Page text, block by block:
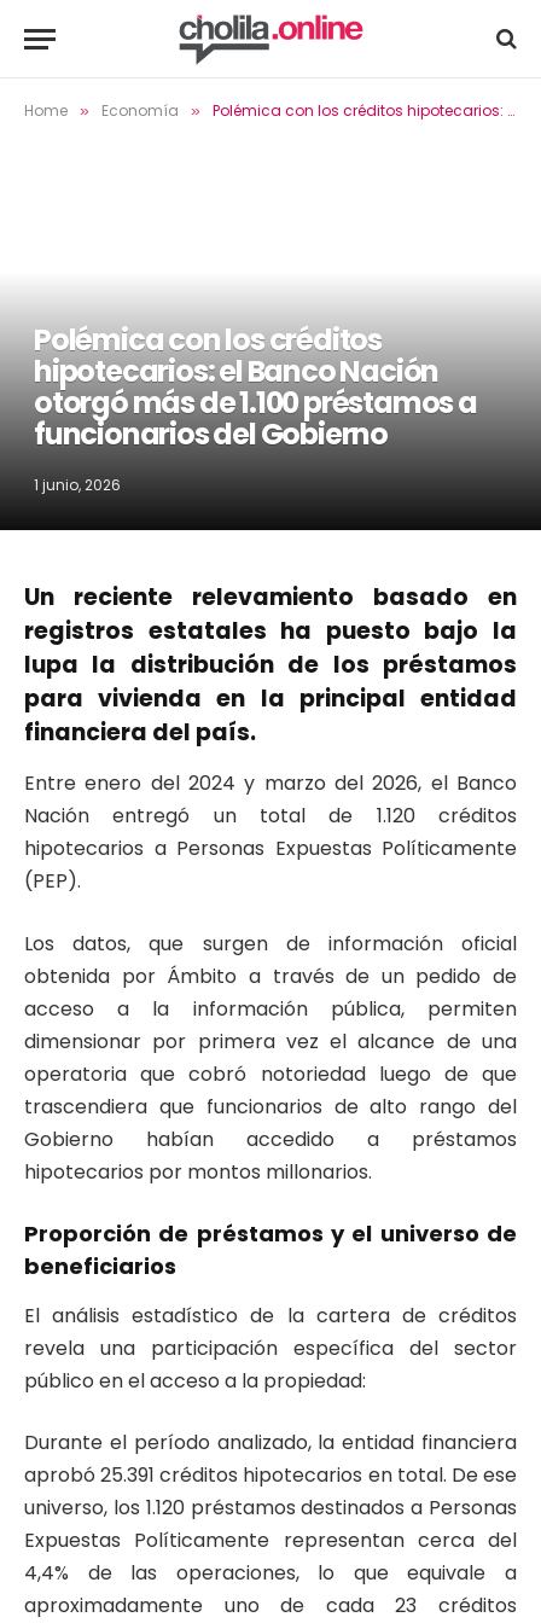
Home » Economía » Polémica con los créditos hipotecarios: el Banco Nación otorgó más de 1.100 préstamos a funcionarios del Gobierno
Polémica con los créditos
hipotecarios: el Banco Nación
otorgó más de 1.100 préstamos a
funcionarios del Gobierno
1 junio, 2026
Un reciente relevamiento basado en
registros estatales ha puesto bajo la
lupa la distribución de los préstamos
para vivienda en la principal entidad
financiera del país.
Entre enero del 2024 y marzo del 2026, el Banco
Nación entregó un total de 1.120 créditos
hipotecarios a Personas Expuestas Políticamente
(PEP).
Los datos, que surgen de información oficial
obtenida por Ámbito a través de un pedido de
acceso a la información pública, permiten
dimensionar por primera vez el alcance de una
operatoria que cobró notoriedad luego de que
trascendiera que funcionarios de alto rango del
Gobierno habían accedido a préstamos
hipotecarios por montos millonarios.
Proporción de préstamos y el universo de
beneficiarios
El análisis estadístico de la cartera de créditos
revela una participación específica del sector
público en el acceso a la propiedad:
Durante el período analizado, la entidad financiera
aprobó 25.391 créditos hipotecarios en total. De ese
universo, los 1.120 préstamos destinados a Personas
Expuestas Políticamente representan cerca del
4,4% de las operaciones, lo que equivale a
aproximadamente uno de cada 23 créditos